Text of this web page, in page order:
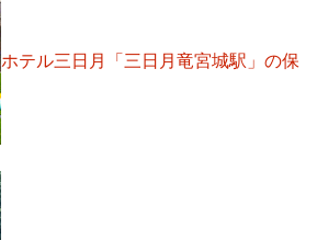
ホテル三日月「三日月竜宮城駅」の保